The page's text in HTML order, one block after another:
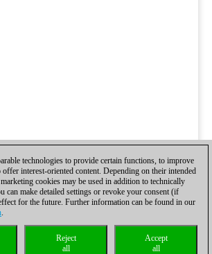
technologies to provide certain functions, to improve
offer interest-oriented content. Depending on their intended
cookies may be used in addition to technically
can make detailed settings or revoke your consent (if
for the future. Further information can be found in our
.
Accept
all
Reject
all